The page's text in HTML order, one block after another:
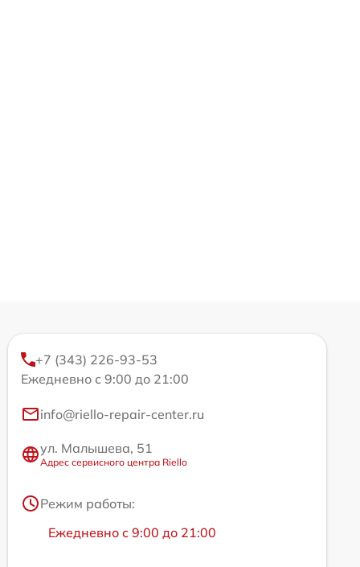
+7 (343) 226-93-53
Ежедневно с 9:00 до 21:00
info@riello-repair-center.ru
ул. Малышева, 51
Адрес сервисного центра Riello
Режим работы:
Ежедневно с 9:00 до 21:00